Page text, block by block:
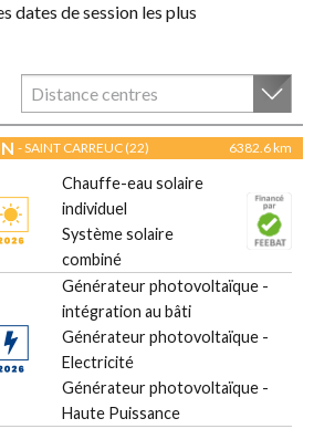
dates de session les plus
Distance centres
- SAINT CARREUC (22) 6382.6 km
Chauffe-eau solaire
individuel
Système solaire
combiné
Générateur photovoltaïque -
intégration au bâti
Générateur photovoltaïque -
Electricité
Générateur photovoltaïque -
Haute Puissance